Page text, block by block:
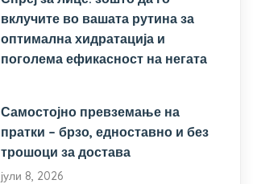
вклучите во вашата рутина за
оптимална хидратација и
поголема ефикасност на негата
Самостојно превземање на
пратки – брзо, едноставно и без
трошоци за достава
јули 8, 2026